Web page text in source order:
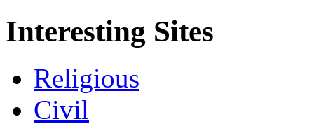
Interesting Sites
Religious
Civil